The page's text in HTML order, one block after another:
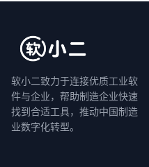
软小二致力于连接优质工业软
件与企业，帮助制造企业快速
找到合适工具，推动中国制造
业数字化转型。